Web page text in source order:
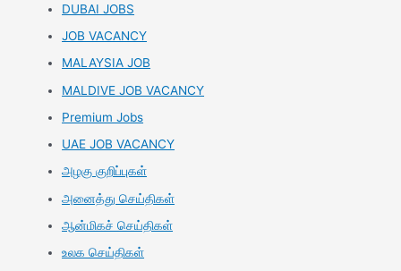
DUBAI JOBS
JOB VACANCY
MALAYSIA JOB
MALDIVE JOB VACANCY
Premium Jobs
UAE JOB VACANCY
அழகு குறிப்புகள்
அனைத்து செய்திகள்
ஆன்மிகச் செய்திகள்
உலக செய்திகள்